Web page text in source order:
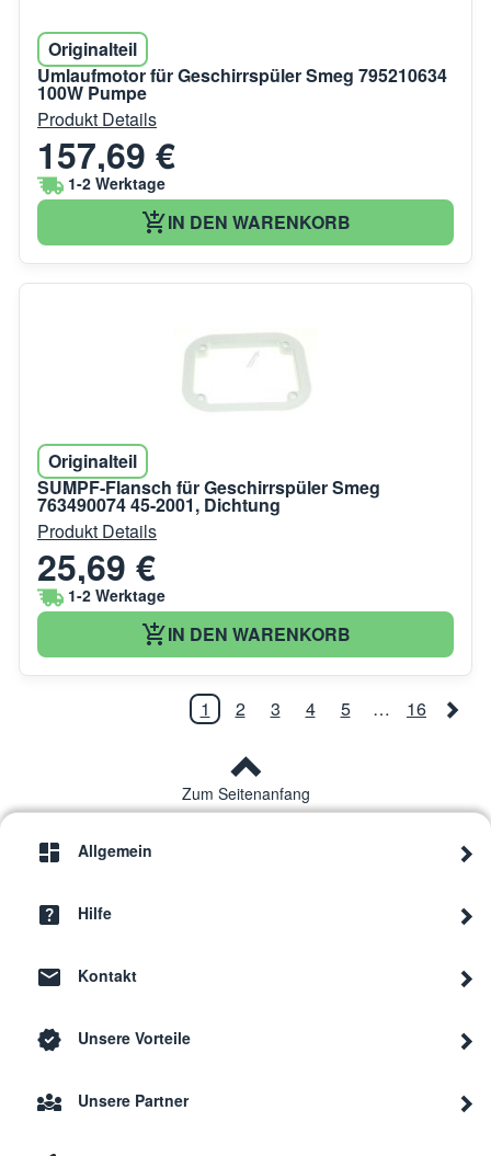
Originalteil
Umlaufmotor für Geschirrspüler Smeg 795210634
100W Pumpe
Produkt Details
157,69 €
1-2 Werktage
IN DEN WARENKORB
Originalteil
SUMPF-Flansch für Geschirrspüler Smeg
763490074 45-2001, Dichtung
Produkt Details
25,69 €
1-2 Werktage
IN DEN WARENKORB
1 2 3 4 5 … 16
Zum Seitenanfang
Allgemein
Hilfe
Kontakt
Unsere Vorteile
Unsere Partner